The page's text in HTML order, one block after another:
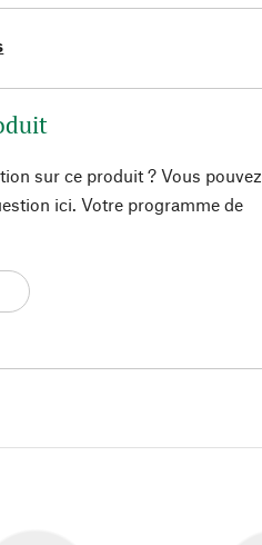
sur ce produit ? Vous pouvez
ici. Votre programme de